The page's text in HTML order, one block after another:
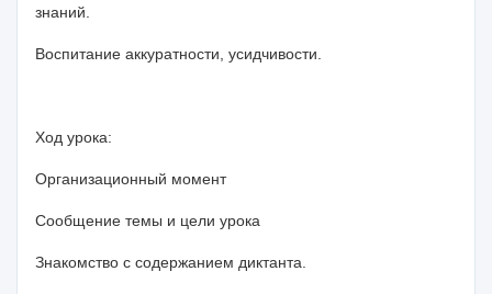
знаний.
Воспитание аккуратности, усидчивости.
Ход урока:
Организационный момент
Сообщение темы и цели урока
Знакомство с содержанием диктанта.